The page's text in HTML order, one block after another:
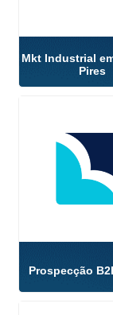
Mkt Industrial
Pires
Prospecção